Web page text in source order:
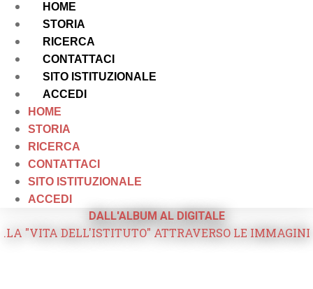
HOME
STORIA
RICERCA
CONTATTACI
SITO ISTITUZIONALE
ACCEDI
HOME
STORIA
RICERCA
CONTATTACI
SITO ISTITUZIONALE
ACCEDI
DALL'ALBUM AL DIGITALE
.LA "VITA DELL'ISTITUTO" ATTRAVERSO LE IMMAGINI